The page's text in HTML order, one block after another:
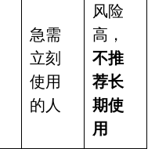
急需
立刻
使用
的人
风险
高，
不推
荐长
期使
用